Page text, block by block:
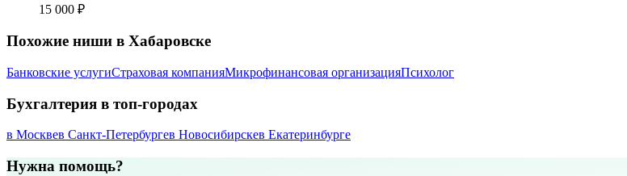
15 000 ₽
Похожие ниши в Хабаровске
Банковские услугиСтраховая компанияМикрофинансовая организацияПсихолог
Бухгалтерия в топ-городах
в Москвев Санкт-Петербургев Новосибирскев Екатеринбурге
Нужна помощь?